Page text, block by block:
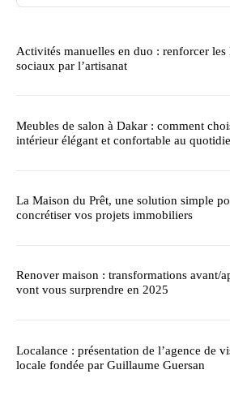
Activités manuelles en duo : renforcer les
sociaux par l’artisanat
Meubles de salon à Dakar : comment
intérieur élégant et confortable au
La Maison du Prêt, une solution simple
concrétiser vos projets immobiliers
Renover maison : transformations avant/
vont vous surprendre en 2025
Localance : présentation de l’agence de
locale fondée par Guillaume Guersan